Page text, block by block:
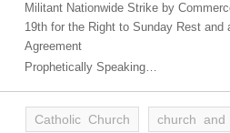
Militant Nationwide Strike by
19th for the Right to Sunday Rest and
Agreement
Prophetically Speaking…
Catholic Church church and